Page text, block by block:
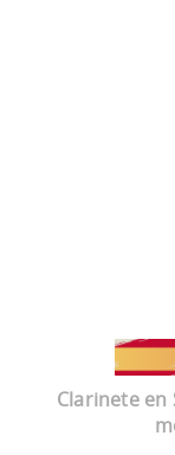
Clarinete en